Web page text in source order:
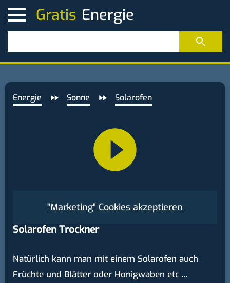
Gratis
Energie Sonne Solarofen
"Marketing" Cookies akzeptieren
Solarofen Trockner
Natürlich kann man mit einem Solarofen auch
Früchte und Blätter oder Honigwaben etc ...